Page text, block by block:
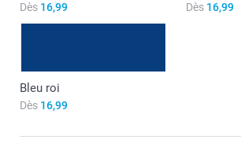
Dès 16,99 Dès16,99
Bleu roi
Dès 16,99